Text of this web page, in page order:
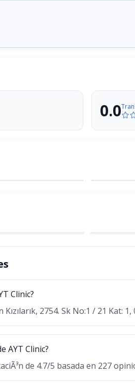
0.0
Clinic?
2754. Sk No:1 / 21 Kat:
AYT Clinic?
de 4.7/5 basada en 227